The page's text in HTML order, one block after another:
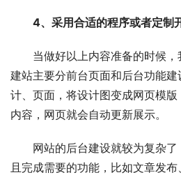
4、采用合适的程序或者定制
当做好以上内容准备的时候，
建站主要分前台页面和后台功能
计、页面，将设计图变成网页模
内容，网页就会自动更新展示。
网站的后台建设就较为复杂
且完成需要的功能，比如文章发